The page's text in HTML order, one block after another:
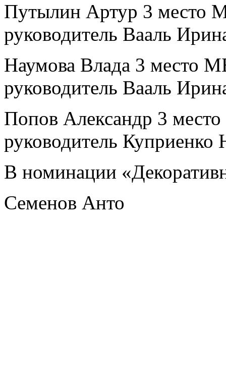
Путылин Артур 3
руководитель Вааль
Наумова Влада 3 место
руководитель Вааль
Попов Александр 3
руководитель Куприенко
В номинации
Семенов Анто